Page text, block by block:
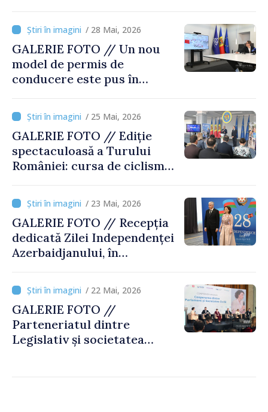
Dezvoltate” . Premierul
interimar al României,
invitat special
/ 28 Mai, 2026
GALERIE FOTO // Un nou
model de permis de
conducere este pus în
Moldova
/ 25 Mai, 2026
GALERIE FOTO // Ediție
spectaculoasă a Turului
României: cursa de ciclism
Chișinăul de București
/ 23 Mai, 2026
GALERIE FOTO // Recepția
dedicată Zilei Independenței
Azerbaidjanului, în
/ 22 Mai, 2026
GALERIE FOTO //
Parteneriatul dintre
Legislativ și societatea